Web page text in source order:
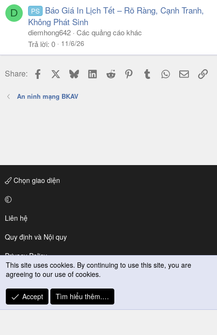
D PS
Báo Giá In Lịch Tết – Rõ Ràng, Cạnh Tranh,
Không Phát Sinh
diemhong642 Các quảng cáo khác
Trả lời 0 11/6/26
Share: Facebook BlueskyLinkedIn
Reddit PinterestTumblr WhatsApp
Email
An ninh mạng BKAV
Chọn giao diện
Liên hệ
Quy định và Nội quy
Privacy Policy
Trợ giúp
R
S
This site uses cookies. By continuing to use this site, you are
agreeing to our use of cookies.
Accept Tìm hiểu thêm.…